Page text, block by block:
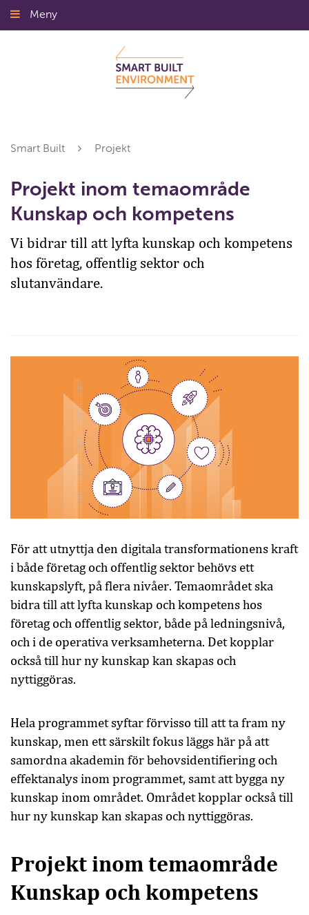
Gå
till
Meny
Smart Built Projekt
Projekt inom temaområde
Kunskap och kompetens
Vi bidrar till att lyfta kunskap och kompetens
hos företag, offentlig sektor och
slutanvändare.
För att utnyttja den digitala transformationens kraft
i både företag och offentlig sektor behövs ett
kunskapslyft, på flera nivåer. Temaområdet ska
bidra till att lyfta kunskap och kompetens hos
företag och offentlig sektor, både på ledningsnivå,
och i de operativa verksamheterna. Det kopplar
också till hur ny kunskap kan skapas och
nyttiggöras.
Hela programmet syftar förvisso till att ta fram ny
kunskap, men ett särskilt fokus läggs här på att
samordna akademin för behovsidentifiering och
effektanalys inom programmet, samt att bygga ny
kunskap inom området. Området kopplar också till
hur ny kunskap kan skapas och nyttiggöras.
Projekt inom temaområde
Kunskap och kompetens